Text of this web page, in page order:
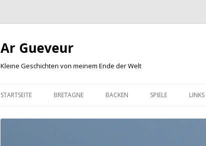
Ar Gueveur
Kleine Geschichten von meinem Ende der Welt
STARTSEITE BRETAGNE BACKEN SPIELE